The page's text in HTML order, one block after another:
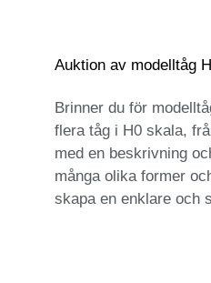
Auktion av modelltåg
Brinner du för
flera tåg i H0 skala,
med en beskrivning
många olika former
skapa en enklare och